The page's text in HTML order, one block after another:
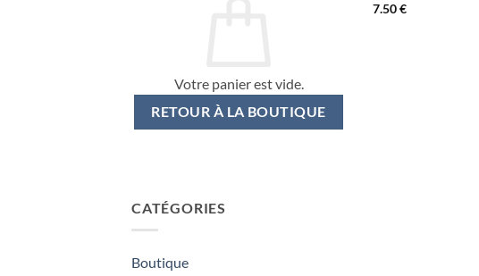
Votre panier est vide.
RETOUR À LA BOUTIQUE
CATÉGORIES
Boutique
7.50€